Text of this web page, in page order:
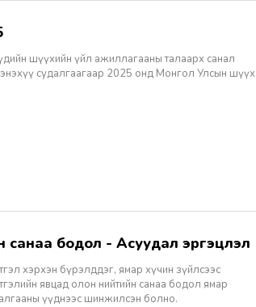
шүүхийн үйл ажиллагааны талаарх санал
судалгаагаар 2025 онд Монгол Улсын шүүх
санаа бодол - Асуудал эргэцүүлэл
хэрхэн бүрэлддэг, ямар хүчин зүйлсээс
явцад олон нийтийн санаа бодол ямар
үүднээс шинжилсэн болно.